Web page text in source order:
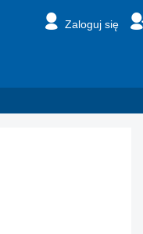
Zaloguj się